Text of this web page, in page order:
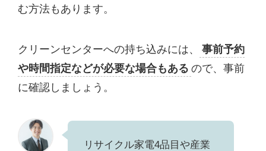
む方法もあります。
クリーンセンターへの持ち込みには、
事前予約
や時間指定などが必要な場合もある ので、事前
に確認しましょう。
リサイクル家電4品目や産業